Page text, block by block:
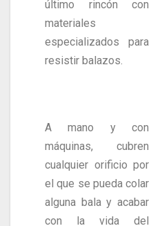
último rincón con
materiales
especializados para
resistir balazos.
A mano y con
máquinas, cubren
cualquier orificio por
el que se pueda colar
alguna bala y acabar
con la vida del